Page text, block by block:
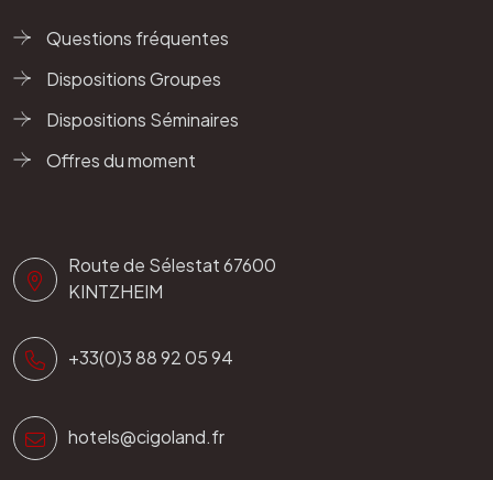
Questions fréquentes
Dispositions Groupes
Dispositions Séminaires
Offres du moment
Route de Sélestat 67600
KINTZHEIM
+33(0)3 88 92 05 94
hotels@cigoland.fr